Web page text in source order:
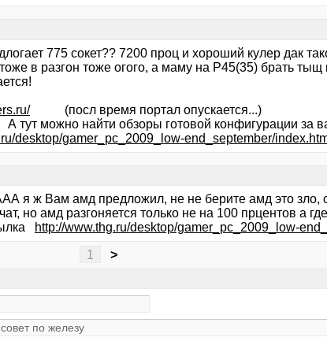
775 сокет?? 7200 проц и хороший кулер дак
в разгон тоже огого, а маму на Р45(35) брать тыщ
(посл время портал опускается...)
можно найти обзоры готовой конфигурации за
desktop/gamer_pc_2009_low-end_september/
ж Вам амд предложил, не не берите амд это зло,
но амд разгоняется только не на 100 прцентов а
http://www.thg.ru/desktop/gamer_pc_2009_low-
1 >